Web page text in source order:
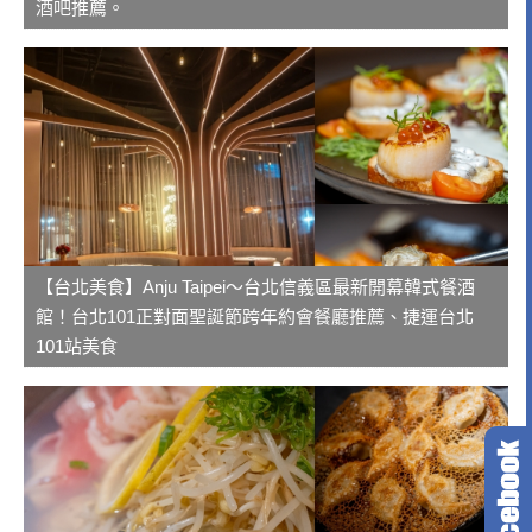
酒吧推薦。
【台北美食】Anju Taipei～台北信義區最新開幕韓式餐酒
館！台北101正對面聖誕節跨年約會餐廳推薦、捷運台北
101站美食